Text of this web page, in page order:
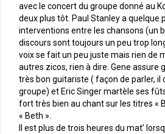
avec le concert du groupe donné au
deux plus tôt. Paul Stanley a quelque
interventions entre les chansons (un
discours sont toujours un peu trop
voix se fait un peu juste mais rien de
autres zicos, rien à dire. Gene assure
très bon guitariste ( façon de parler, il
groupe) et Eric Singer martèle ses
fort très bien au chant sur les titres «
« Beth ».
Il est plus de trois heures du mat’